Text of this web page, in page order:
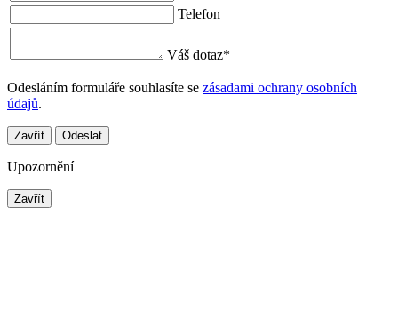
Telefon
Váš dotaz*
Odesláním formuláře souhlasíte se zásadami ochrany osobních
údajů.
Zavřít Odeslat
Upozornění
Zavřít